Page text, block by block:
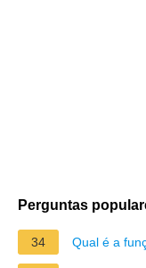
Perguntas
34 Qual é a